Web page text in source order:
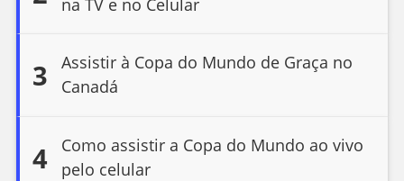
na TV e no Celular
3
Assistir à Copa do Mundo de Graça no
Canadá
4
Como assistir a Copa do Mundo ao vivo
pelo celular